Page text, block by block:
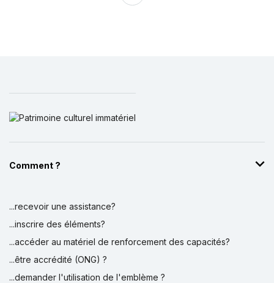
Comment ?
...recevoir une assistance?
...inscrire des éléments?
...accéder au matériel de renforcement des capacités?
...être accrédité (ONG) ?
...demander l'utilisation de l'emblème ?